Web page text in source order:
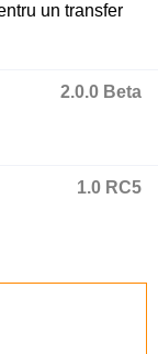
un transfer
2.0.0 Beta
1.0 RC5